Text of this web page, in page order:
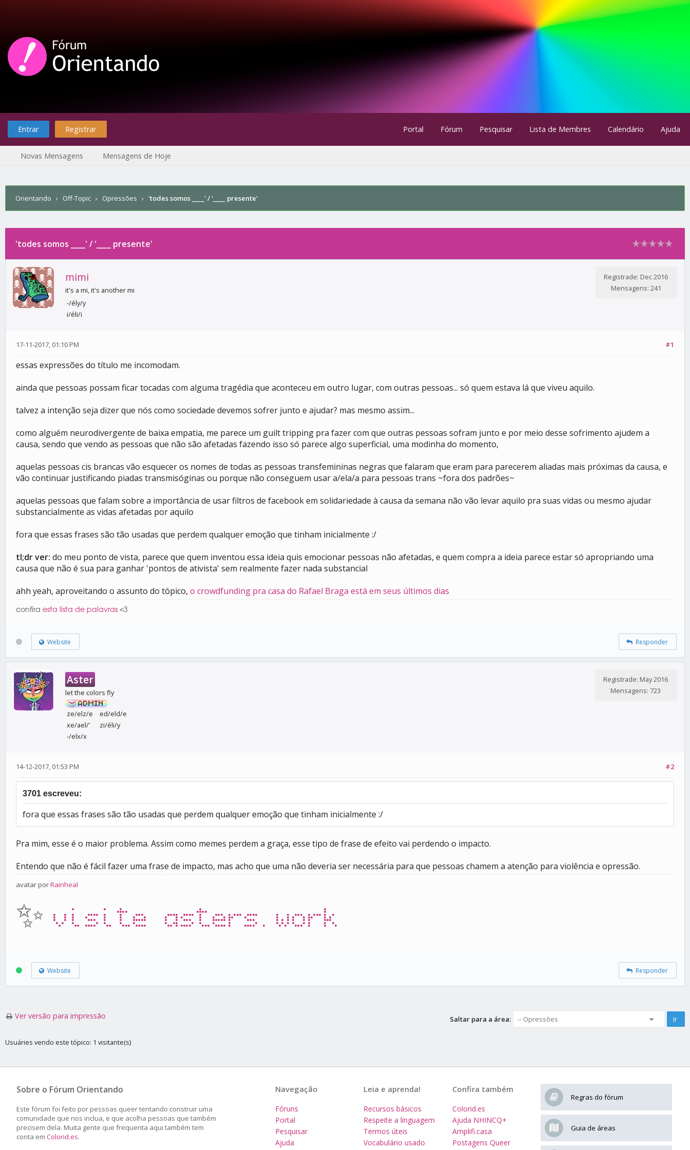
Entrar Registrar Portal Fórum Pesquisar Lista de Membres Calendário Ajuda
Novas Mensagens Mensagens de Hoje
Orientando › Off-Topic › Opressões › 'todes somos ____' / '____ presente'
0 votos - 0 média
1
2
3
4
5
'todes somos ____' / '____ presente'
mimi
it's a mi, it's another mi
-/ély/y
i/éli/i
Registrade: Dec 2016
Mensagens: 241
#1
17-11-2017, 01:10 PM
essas expressões do título me incomodam.
ainda que pessoas possam ficar tocadas com alguma tragédia que aconteceu em outro lugar, com outras pessoas... só quem estava lá que viveu aquilo.
talvez a intenção seja dizer que nós como sociedade devemos sofrer junto e ajudar? mas mesmo assim...
como alguém neurodivergente de baixa empatia, me parece um guilt tripping pra fazer com que outras pessoas sofram junto e por meio desse sofrimento ajudem a
causa, sendo que vendo as pessoas que não são afetadas fazendo isso só parece algo superficial, uma modinha do momento,
aquelas pessoas cis brancas vão esquecer os nomes de todas as pessoas transfemininas negras que falaram que eram para parecerem aliadas mais próximas da causa, e
vão continuar justificando piadas transmisóginas ou porque não conseguem usar a/ela/a para pessoas trans ~fora dos padrões~
aquelas pessoas que falam sobre a importância de usar filtros de facebook em solidariedade à causa da semana não vão levar aquilo pra suas vidas ou mesmo ajudar
substancialmente as vidas afetadas por aquilo
fora que essas frases são tão usadas que perdem qualquer emoção que tinham inicialmente :/
tl;dr ver: do meu ponto de vista, parece que quem inventou essa ideia quis emocionar pessoas não afetadas, e quem compra a ideia parece estar só apropriando uma
causa que não é sua para ganhar 'pontos de ativista' sem realmente fazer nada substancial
ahh yeah, aproveitando o assunto do tópico, o crowdfunding pra casa do Rafael Braga está em seus últimos dias
confira esta lista de palavras <3
Website Responder
Aster
let the colors fly
ze/elz/e
ed/eld/e
xe/ael/'
zi/éli/y
-/elx/x
Registrade: May 2016
Mensagens: 723
#2
14-12-2017, 01:53 PM
3701 escreveu:
fora que essas frases são tão usadas que perdem qualquer emoção que tinham inicialmente :/
Pra mim, esse é o maior problema. Assim como memes perdem a graça, esse tipo de frase de efeito vai perdendo o impacto.
Entendo que não é fácil fazer uma frase de impacto, mas acho que uma não deveria ser necessária para que pessoas chamem a atenção para violência e opressão.
avatar porRainheal
✨ visite asters.work
Website Responder
Ver versão para impressão Saltar para a área:
Usuáries vendo este tópico: 1 visitante(s)
Sobre o Fórum Orientando
Este fórum foi feito por pessoas queer tentando construir uma
comunidade que nos inclua, e que acolha pessoas que também
precisem dela. Muita gente que frequenta aqui também tem
conta em Colorid.es.
Regras do fórum
Guia de áreas
Confira também
Colorid.es
Ajuda NHINCQ+
Amplifi.casa
Postagens Queer
Leia e aprenda!
Recursos básicos
Respeite a linguagem
Termos úteis
Vocabulário usado
Navegação
Fóruns
Portal
Pesquisar
Ajuda